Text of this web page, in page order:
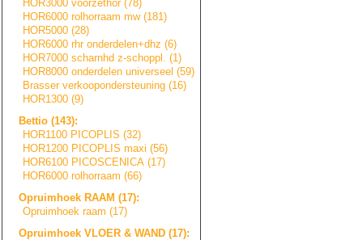
HOR3000 voorzethor (78)
HOR6000 rolhorraam mw (181)
HOR5000 (28)
HOR6000 rhr onderdelen+dhz (6)
HOR7000 scharnhd z-schoppl. (1)
HOR8000 onderdelen universeel (59)
Brasser verkoopondersteuning (16)
HOR1300 (9)
Bettio (143):
HOR1100 PICOPLIS (32)
HOR1200 PICOPLIS maxi (56)
HOR6100 PICOSCENICA (17)
HOR6000 rolhorraam (66)
Opruimhoek RAAM (17):
Opruimhoek raam (17)
Opruimhoek VLOER & WAND (17):